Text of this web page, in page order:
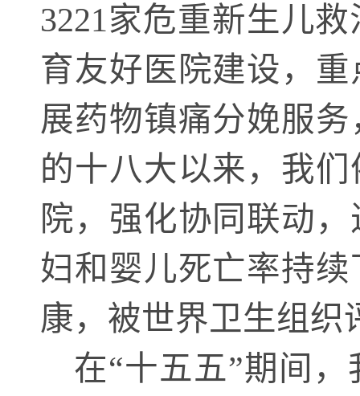
3221家危重新生儿
育友好医院建设，
展药物镇痛分娩服
的十八大以来，我
院，强化协同联动
妇和婴儿死亡率持
康，被世界卫生组织
在“十五五”期间